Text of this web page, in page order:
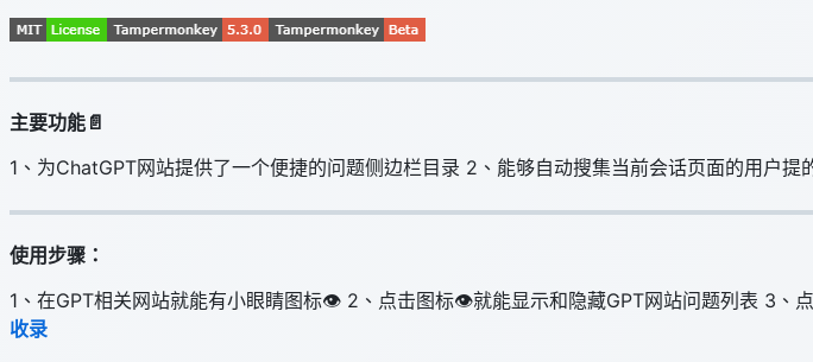
主要功能📄
1、为ChatGPT网站提供了一个便捷的问题侧边栏目录 2、能够自动搜集当前会话页面的用户
使用步骤：
1、在GPT相关网站就能有小眼睛图标👁 2、点击图标👁就能显示和隐藏GPT网站问题列表 3、
收录